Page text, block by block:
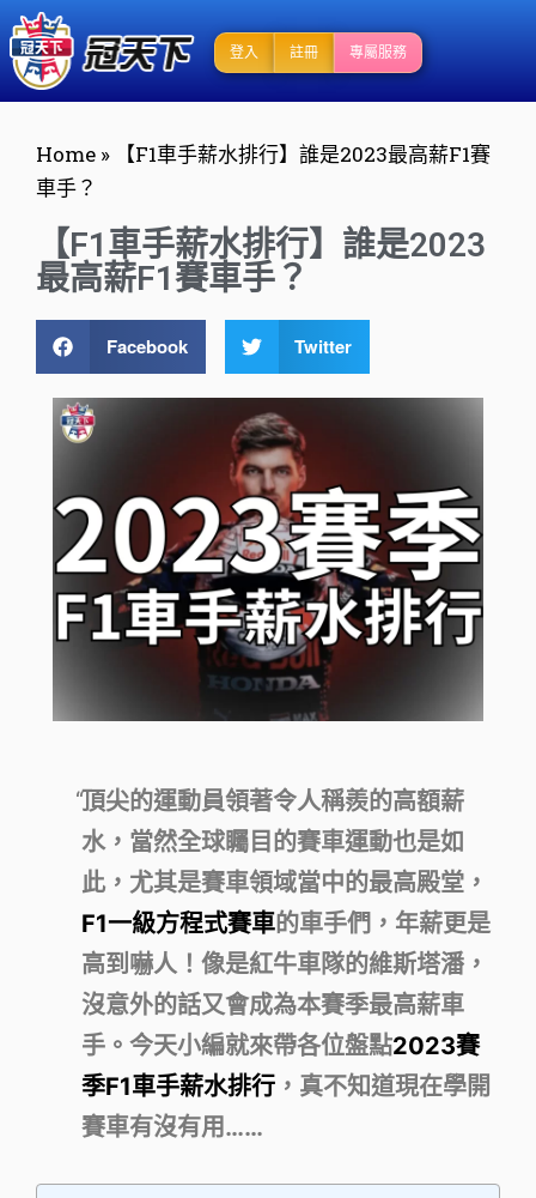
登入 註冊 專屬服務
Home »
【F1車手薪水排行】誰是2023最高薪F1賽
車手？
【F1車手薪水排行】誰是2023
最高薪F1賽車手？
Facebook Twitter
頂尖的運動員領著令人稱羨的高額薪
水，當然全球矚目的賽車運動也是如
此，尤其是賽車領域當中的最高殿堂，
F1一級方程式賽車的車手們，年薪更是
高到嚇人！像是紅牛車隊的維斯塔潘，
沒意外的話又會成為本賽季最高薪車
手。今天小編就來帶各位盤點2023賽
季F1車手薪水排行，真不知道現在學開
賽車有沒有用……